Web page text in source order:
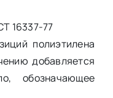
16337-77
полиэтилена
добавляется
обозначающее